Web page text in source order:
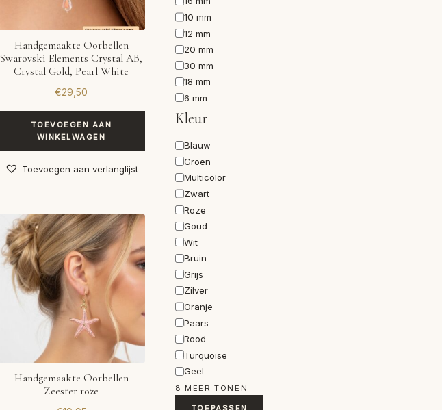
Handgemaakte Oorbellen
Swarovski Elements Crystal AB,
Crystal Gold, Pearl White
€29,50
TOEVOEGEN AAN
WINKELWAGEN
Toevoegen aan verlanglijst
Handgemaakte Oorbellen
Zeester roze
10 mm
12 mm
20 mm
30 mm
18 mm
6 mm
Kleur
Kleur
Blauw
Groen
Multicolor
Zwart
Roze
Goud
Wit
Bruin
Grijs
Zilver
Oranje
Paars
Rood
Turquoise
Geel
8 MEER TONEN
TOEPASSEN